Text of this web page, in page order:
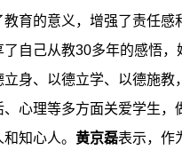
教育的意义，增强了责任感
了自己从教30多年的感悟，
身、以德立学、以德施教
、心理等多方面关爱学生，
知心人。 黄京磊表示，作